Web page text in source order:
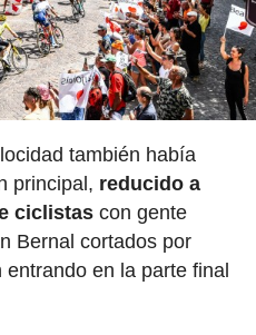
también había
principal, reducido a
ciclistascon gente
Bernal cortados por
en la parte final